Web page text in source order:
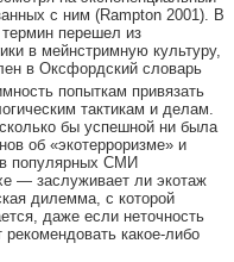
с ним (Rampton 2001). В
термин перешел из
в мейнстримную культуру,
в Оксфордский словарь
попыткам привязать
тактикам и делам.
бы успешной ни была
об «экотерроризме» и
в популярных СМИ
— заслуживает ли экотаж
дилемма, с которой
даже если неточность
какое-либо